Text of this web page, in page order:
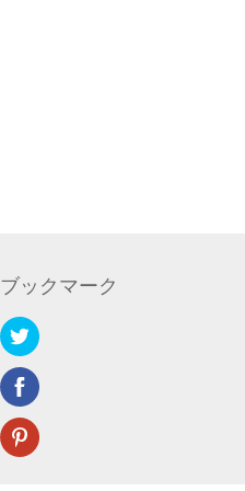
ブックマーク